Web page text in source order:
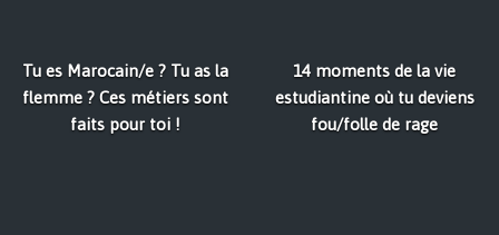
Tu es Marocain/e ? Tu as la
flemme ? Ces métiers sont
faits pour toi !
14 moments de la vie
estudiantine où tu deviens
fou/folle de rage